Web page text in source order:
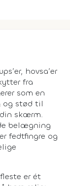
hovsa’er
fra
som en
og stød til
skærm.
belægning
fedtfingre og
er ét